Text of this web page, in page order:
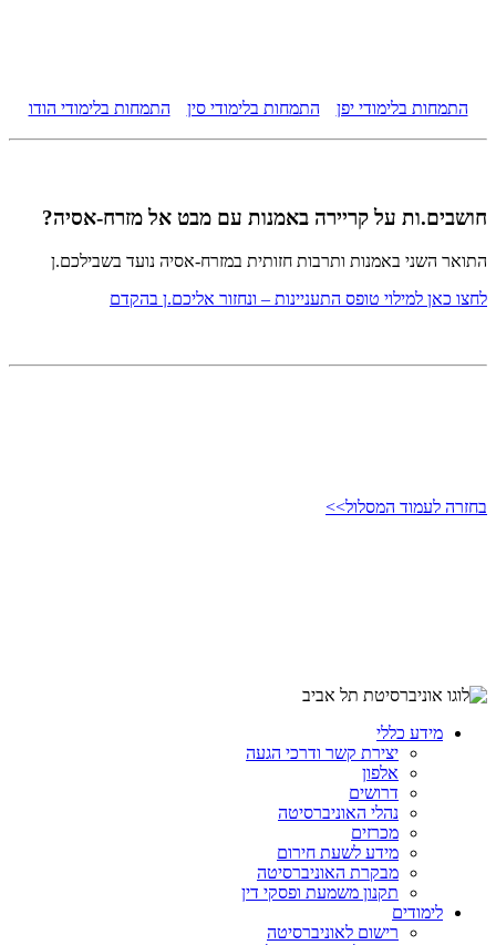
התמחות בלימודי יפן התמחות בלימודי סין התמחות בלימודי הודו
חושבים.ות על קריירה באמנות עם מבט אל מזרח-אסיה?
התואר השני באמנות ותרבות חזותית במזרח-אסיה נועד בשבילכם.ן
לחצו כאן למילוי טופס התעניינות – ונחזור אליכם.ן בהקדם
בחזרה לעמוד המסלול>>
מידע כללי
יצירת קשר ודרכי הגעה
אלפון
דרושים
נהלי האוניברסיטה
מכרזים
מידע לשעת חירום
מבקרת האוניברסיטה
תקנון משמעת ופסקי דין
לימודים
רישום לאוניברסיטה